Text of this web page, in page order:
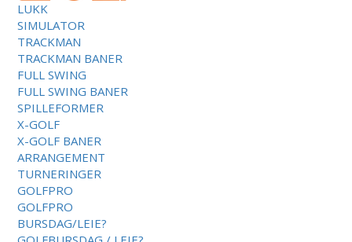
LUKK
SIMULATOR
TRACKMAN
TRACKMAN BANER
FULL SWING
FULL SWING BANER
SPILLEFORMER
X-GOLF
X-GOLF BANER
ARRANGEMENT
TURNERINGER
GOLFPRO
GOLFPRO
BURSDAG/LEIE?